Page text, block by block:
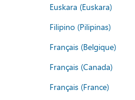
Euskara (Euskara)
Filipino (Pilipinas)
Français (Belgique)
Français (Canada)
Français (France)